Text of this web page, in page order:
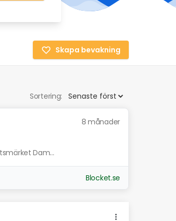
Skapa bevakning
Sortering:
8 månader
Dam...
Blocket.se